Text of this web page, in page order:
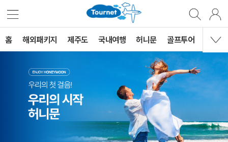
홈 해외패키지 제주도 국내여행 허니문 골프투어 MVG